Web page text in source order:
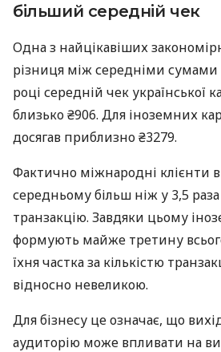
більший середній чек
Одна з найцікавіших
різниця між середніми сумами
році середній чек української
близько ₴906. Для іноземних
досягав приблизно ₴3279.
Фактично міжнародні клієнти
середньому більш ніж у 3,5
транзакцію. Завдяки цьому
формують майже третину
їхня частка за кількістю
відносно невеликою.
Для бізнесу це означає, що
аудиторію може впливати на